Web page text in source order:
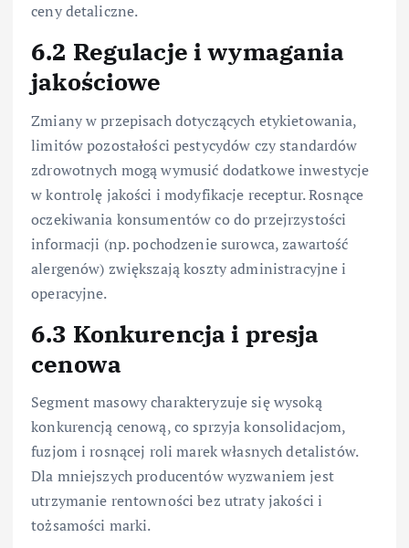
ceny detaliczne.
6.2 Regulacje i wymagania
jakościowe
Zmiany w przepisach dotyczących etykietowania,
limitów pozostałości pestycydów czy standardów
zdrowotnych mogą wymusić dodatkowe inwestycje
w kontrolę jakości i modyfikacje receptur. Rosnące
oczekiwania konsumentów co do przejrzystości
informacji (np. pochodzenie surowca, zawartość
alergenów) zwiększają koszty administracyjne i
operacyjne.
6.3 Konkurencja i presja
cenowa
Segment masowy charakteryzuje się wysoką
konkurencją cenową, co sprzyja konsolidacjom,
fuzjom i rosnącej roli marek własnych detalistów.
Dla mniejszych producentów wyzwaniem jest
utrzymanie rentowności bez utraty jakości i
tożsamości marki.